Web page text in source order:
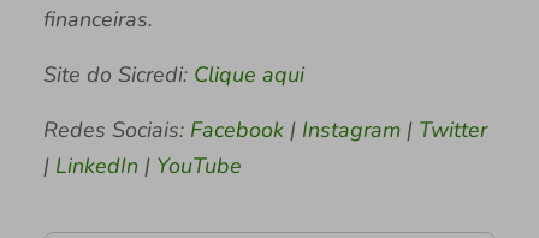
financeiras.
Site do Sicredi: Clique aqui
Redes Sociais: Facebook | Instagram | Twitter
| LinkedIn | YouTube